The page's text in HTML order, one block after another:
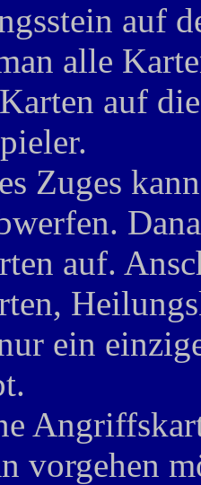
auf
alle
auf
Zuges
auf.
ein
vorgehen